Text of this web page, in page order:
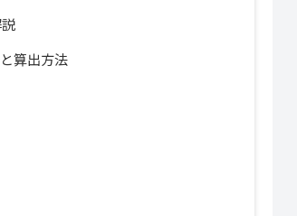
算出方法